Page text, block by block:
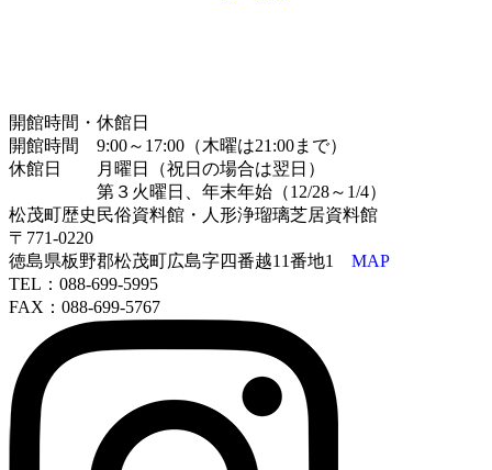
開館時間・休館日
開館時間 9:00～17:00（木曜は21:00まで）
休館日 月曜日（祝日の場合は翌日）
第３火曜日、年末年始（12/28～1/4）
松茂町歴史民俗資料館・人形浄瑠璃芝居資料館
〒771-0220
徳島県板野郡松茂町広島字四番越11番地1 MAP
TEL：088-699-5995
FAX：088-699-5767